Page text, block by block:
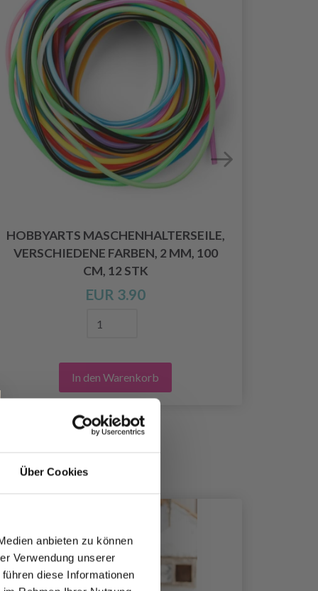
Über Cookies
anbieten zu können
Verwendung unserer
diese Informationen
HOBBYARTS MASCHENHALTERSEILE,
VERSCHIEDENE FARBEN, 2 MM, 100
CM, 12 STK
EUR 3.90
In den Warenkorb